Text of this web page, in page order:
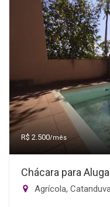
R$ 2.500/mês
Chácara para
Agrícola,